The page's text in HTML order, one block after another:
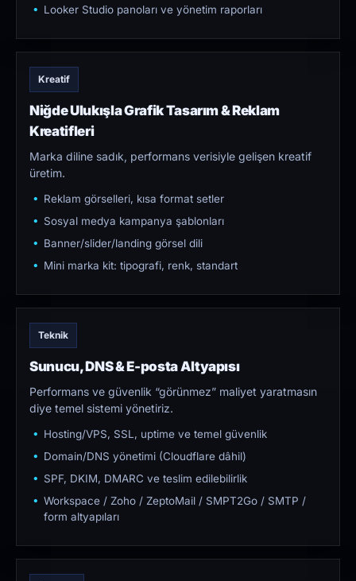
Looker Studio panoları ve yönetim raporları
Kreatif
Niğde Ulukışla Grafik Tasarım & Reklam
Kreatifleri
Marka diline sadık, performans verisiyle gelişen kreatif
üretim.
Reklam görselleri, kısa format setler
Sosyal medya kampanya şablonları
Banner/slider/landing görsel dili
Mini marka kit: tipografi, renk, standart
Teknik
Sunucu, DNS & E-posta Altyapısı
Performans ve güvenlik “görünmez” maliyet yaratmasın
diye temel sistemi yönetiriz.
Hosting/VPS, SSL, uptime ve temel güvenlik
Domain/DNS yönetimi (Cloudflare dâhil)
SPF, DKIM, DMARC ve teslim edilebilirlik
Workspace / Zoho / ZeptoMail / SMPT2Go / SMTP /
form altyapıları